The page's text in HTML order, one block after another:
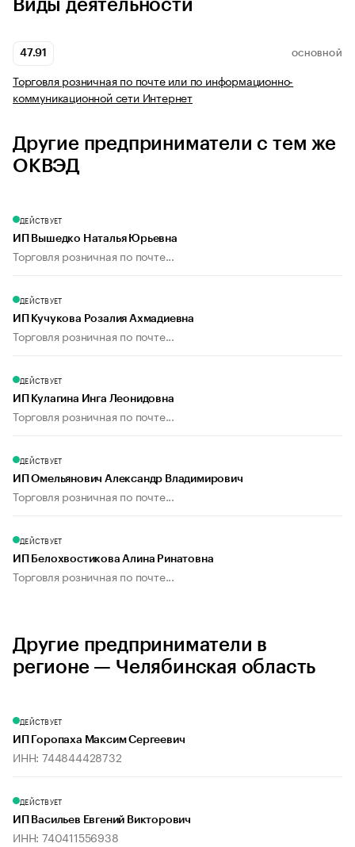
Виды деятельности
47.91 ОСНОВНОЙ
Торговля розничная по почте или по информационно-
коммуникационной сети Интернет
Другие предприниматели с тем же
ОКВЭД
ДЕЙСТВУЕТ
ИП Вышедко Наталья Юрьевна
Торговля розничная по почте...
ДЕЙСТВУЕТ
ИП Кучукова Розалия Ахмадиевна
Торговля розничная по почте...
ДЕЙСТВУЕТ
ИП Кулагина Инга Леонидовна
Торговля розничная по почте...
ДЕЙСТВУЕТ
ИП Омельянович Александр Владимирович
Торговля розничная по почте...
ДЕЙСТВУЕТ
ИП Белохвостикова Алина Ринатовна
Торговля розничная по почте...
Другие предприниматели в
регионе — Челябинская область
ДЕЙСТВУЕТ
ИП Горопаха Максим Сергеевич
ИНН: 744844428732
ДЕЙСТВУЕТ
ИП Васильев Евгений Викторович
ИНН: 740411556938